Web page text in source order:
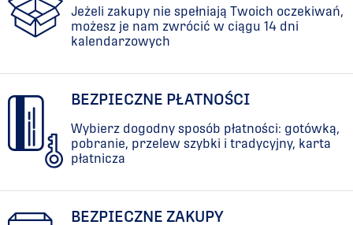
Jeżeli zakupy nie spełniają Twoich oczekiwań,
możesz je nam zwrócić w ciągu 14 dni
kalendarzowych
BEZPIECZNE PŁATNOŚCI
Wybierz dogodny sposób płatności: gotówką,
pobranie, przelew szybki i tradycyjny, karta
płatnicza
BEZPIECZNE ZAKUPY